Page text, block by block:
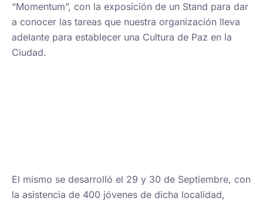
“Momentum”, con la exposición de un Stand para dar
a conocer las tareas que nuestra organización lleva
adelante para establecer una Cultura de Paz en la
Ciudad.
El mismo se desarrolló el 29 y 30 de Septiembre, con
la asistencia de 400 jóvenes de dicha localidad,